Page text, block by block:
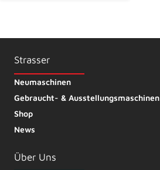
Strasser
Neumaschinen
Gebraucht- & Ausstellungsmaschinen
Shop
News
Über Uns